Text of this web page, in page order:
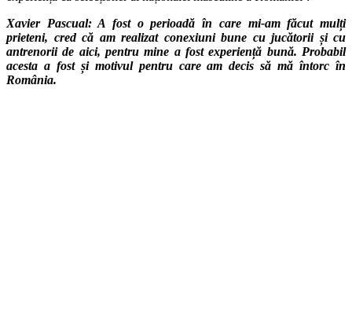
Xavier Pascual: A fost o perioadă în care mi-am făcut mulți
prieteni, cred că am realizat conexiuni bune cu jucătorii și cu
antrenorii de aici, pentru mine a fost experiență bună. Probabil
acesta a fost și motivul pentru care am decis să mă întorc în
România.